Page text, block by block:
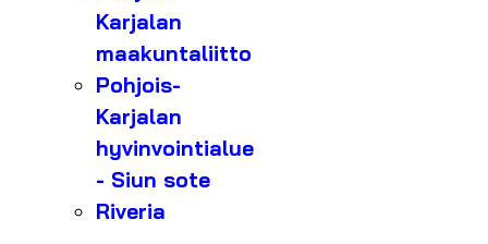
Karjalan
maakuntaliitto
Pohjois-
Karjalan
hyvinvointialue
- Siun sote
Riveria